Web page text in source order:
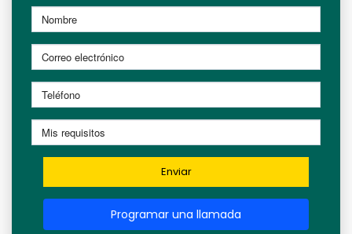
Enviar
Programar una llamada